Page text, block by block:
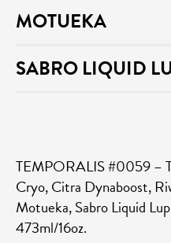
MOTUEKA
SABRO LIQUID
TEMPORALIS #0059 –
Cryo, Citra Dynaboost,
Motueka, Sabro Liquid
473ml/16oz.